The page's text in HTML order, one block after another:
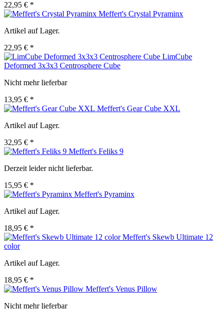
22,95 € *
Meffert's Crystal Pyraminx
Artikel auf Lager.
22,95 € *
LimCube
Deformed 3x3x3 Centrosphere Cube
Nicht mehr lieferbar
13,95 € *
Meffert's Gear Cube XXL
Artikel auf Lager.
32,95 € *
Meffert's Feliks 9
Derzeit leider nicht lieferbar.
15,95 € *
Meffert's Pyraminx
Artikel auf Lager.
18,95 € *
Meffert's Skewb Ultimate 12
color
Artikel auf Lager.
18,95 € *
Meffert's Venus Pillow
Nicht mehr lieferbar